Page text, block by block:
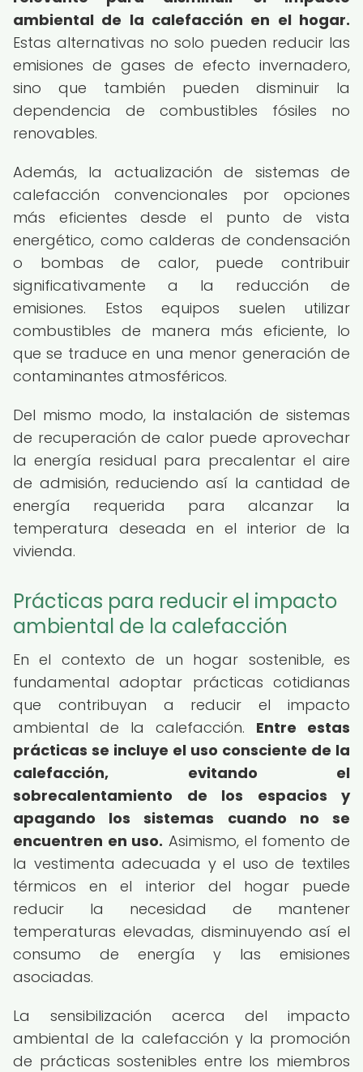
ambiental de la calefacción en el hogar.
Estas alternativas no solo pueden reducir las
emisiones de gases de efecto invernadero,
sino que también pueden disminuir la
dependencia de combustibles fósiles no
renovables.
Además, la actualización de sistemas de
calefacción convencionales por opciones
más eficientes desde el punto de vista
energético, como calderas de condensación
o bombas de calor, puede contribuir
significativamente a la reducción de
emisiones. Estos equipos suelen utilizar
combustibles de manera más eficiente, lo
que se traduce en una menor generación de
contaminantes atmosféricos.
Del mismo modo, la instalación de sistemas
de recuperación de calor puede aprovechar
la energía residual para precalentar el aire
de admisión, reduciendo así la cantidad de
energía requerida para alcanzar la
temperatura deseada en el interior de la
vivienda.
Prácticas para reducir el impacto
ambiental de la calefacción
En el contexto de un hogar sostenible, es
fundamental adoptar prácticas cotidianas
que contribuyan a reducir el impacto
ambiental de la calefacción. Entre estas
prácticas se incluye el uso consciente de la
calefacción, evitando el
sobrecalentamiento de los espacios y
apagando los sistemas cuando no se
encuentren en uso. Asimismo, el fomento de
la vestimenta adecuada y el uso de textiles
térmicos en el interior del hogar puede
reducir la necesidad de mantener
temperaturas elevadas, disminuyendo así el
consumo de energía y las emisiones
asociadas.
La sensibilización acerca del impacto
ambiental de la calefacción y la promoción
de prácticas sostenibles entre los miembros